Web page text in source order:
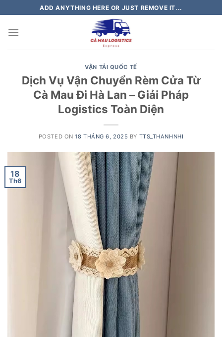
to
content
ADD ANYTHING HERE OR JUST REMOVE IT...
VẬN TẢI QUỐC TẾ
Dịch Vụ Vận Chuyển Rèm Cửa Từ
Cà Mau Đi Hà Lan – Giải Pháp
Logistics Toàn Diện
POSTED ON18 THÁNG 6, 2025 BY TTS_THANHNHI
18
Th6